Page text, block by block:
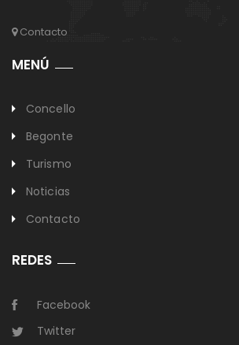
Contacto
MENÚ
Concello
Begonte
Turismo
Noticias
Contacto
REDES
Facebook
Twitter